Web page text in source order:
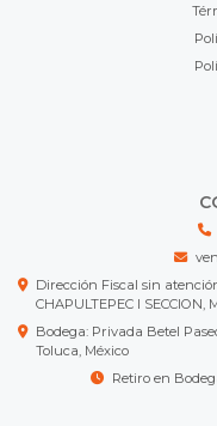
Dirección Fiscal sin
CHAPULTEPEC I SECCION,
Bodega: Privada Betel
Toluca, México
Retiro en